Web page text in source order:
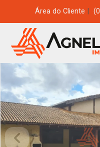
Área do Cliente